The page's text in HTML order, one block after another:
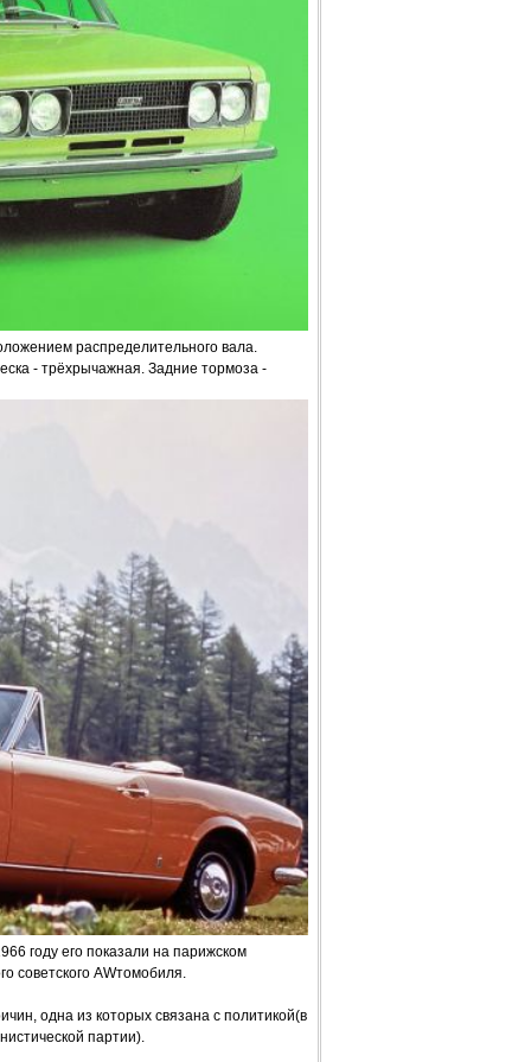
распределительного вала.
- трёхрычажная. Задние тормоза -
году его показали на парижском
советского AWтомобиля.
одна из которых связана с политикой(в
партии).